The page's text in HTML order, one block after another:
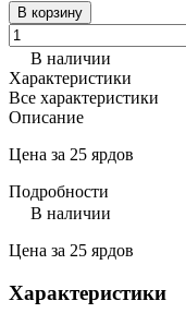
В корзину
В наличии
Характеристики
Все характеристики
Описание
Цена за 25 ярдов
Подробности
В наличии
Цена за 25 ярдов
Характеристики